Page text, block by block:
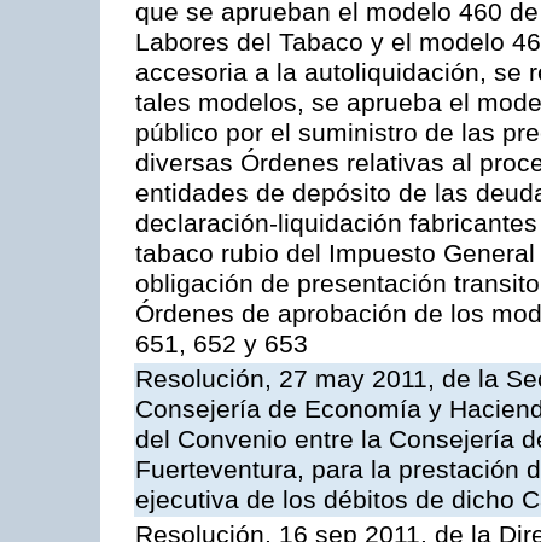
que se aprueban el modelo 460
Labores del Tabaco y el modelo
accesoria a la autoliquidación, se
tales modelos, se aprueba el
público por el suministro de las
diversas Órdenes relativas al
entidades de depósito de las
declaración-liquidación
tabaco rubio del Impuesto
obligación de presentación
Órdenes de aprobación de los
651, 652 y 653
Resolución, 27 may 2011, de la
Consejería de Economía y
del Convenio entre la Consejería
Fuerteventura, para la prestación
ejecutiva de los débitos de dicho
Resolución, 16 sep 2011, de la